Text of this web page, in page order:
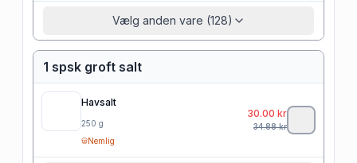
Vælg anden vare (128)
1 spsk groft salt
Havsalt
250 g
Nemlig
30.00 kr
34.88kr